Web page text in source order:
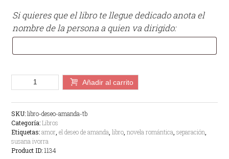
Si quieres que el libro te llegue dedicado anota el
nombre de la persona a quien va dirigido:
El
de
blanda)
cantidad
Añadir al carrito
SKU:libro-deseo-amanda-tb
Categoría:Libros
Etiquetas:amor ,el deseo de amanda ,libro ,novela romántica ,separación
susana ivorra
Product ID:1134